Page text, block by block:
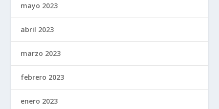
mayo 2023
abril 2023
marzo 2023
febrero 2023
enero 2023